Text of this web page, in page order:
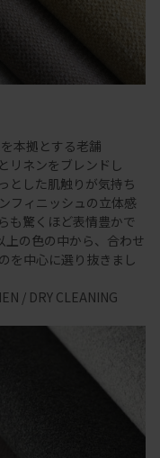
本拠とする老舗
リネンをブレンドし
とした肌触りが気持ち
フィニッシュの立体感
も驚くほど表情豊かで
上の色の中から、合わせ
を中心に選り抜きまし
/ DRY CLEANING